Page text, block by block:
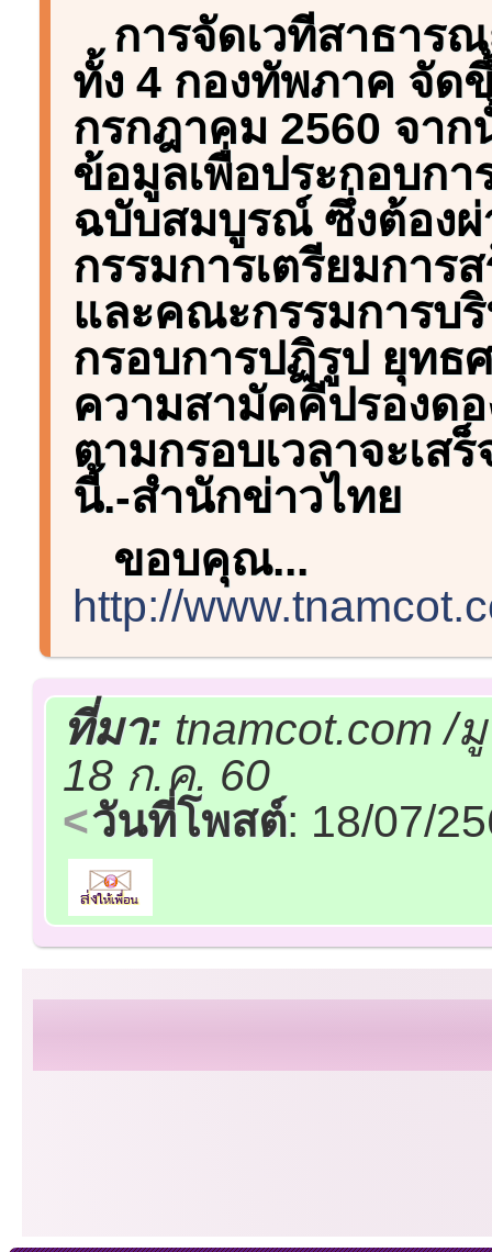
การจัดเวทีสาธาร
ทั้ง 4 กองทัพภาค จัด
กรกฎาคม 2560 จา
ข้อมูลเพื่อประกอบก
ฉบับสมบูรณ์ ซึ่งต้อง
กรรมการเตรียมการ
และคณะกรรมการบ
กรอบการปฏิรูป ยุทธ
ความสามัคคีปรองด
ตามกรอบเวลาจะเส
นี้.-สำนักข่าวไทย
ขอบคุณ...
http://
ที่มา: tnamcot.com
18 ก.ค. 60
วันที่โพสต์: 18/07/